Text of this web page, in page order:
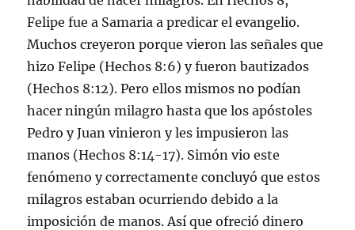
Felipe fue a Samaria a predicar el evangelio.
Muchos creyeron porque vieron las señales que
hizo Felipe (Hechos 8:6) y fueron bautizados
(Hechos 8:12). Pero ellos mismos no podían
hacer ningún milagro hasta que los apóstoles
Pedro y Juan vinieron y les impusieron las
manos (Hechos 8:14-17). Simón vio este
fenómeno y correctamente concluyó que estos
milagros estaban ocurriendo debido a la
imposición de manos. Así que ofreció dinero